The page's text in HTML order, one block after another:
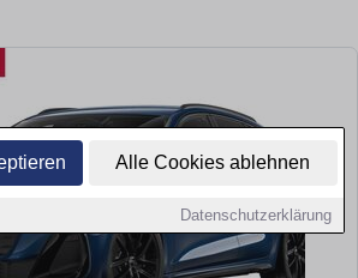
Alle Cookies ablehnen
Datenschutzerklärung